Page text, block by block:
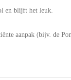
en blijft het leuk.
aanpak (bijv. de